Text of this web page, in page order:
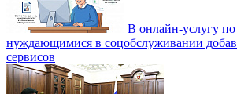
В онлайн-услугу
нуждающимися в соцобслуживании
сервисов